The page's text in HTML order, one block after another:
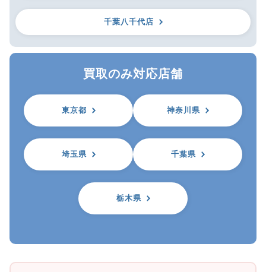
千葉八千代店
買取のみ対応店舗
東京都 神奈川県
埼玉県 千葉県
栃木県